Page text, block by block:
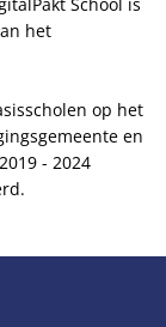
het
op het
en
- 2024